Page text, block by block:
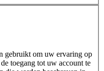
gebruikt om uw ervaring op
toegang tot uw account te